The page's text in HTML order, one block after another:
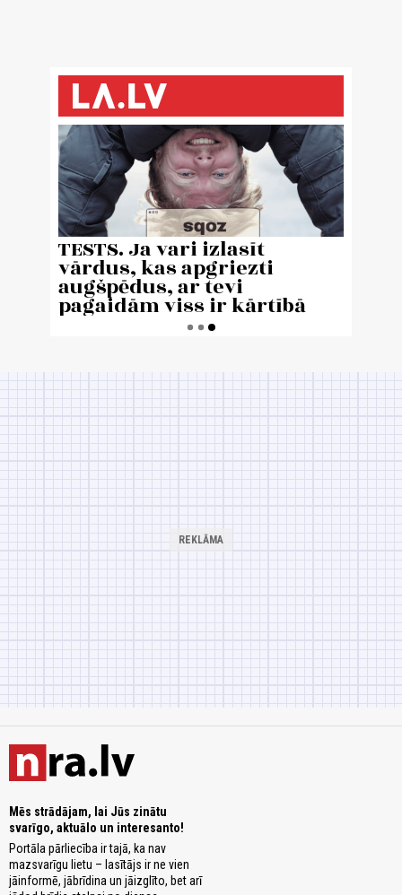
Mēs strādājam, lai Jūs zinātu
svarīgo, aktuālo un interesanto!
Portāla pārliecība ir tajā, ka nav
mazsvarīgu lietu – lasītājs ir ne vien
jāinformē, jābrīdina un jāizglīto, bet arī